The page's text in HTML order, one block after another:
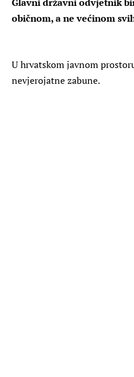
običnom, a ne većinom
U hrvatskom javnom
nevjerojatne zabune.